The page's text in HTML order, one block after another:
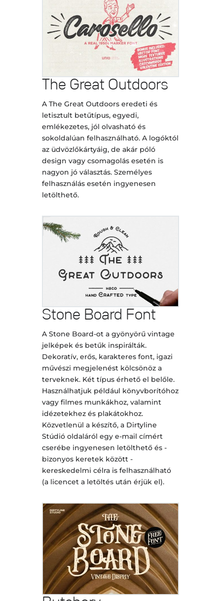
The Great Outdoors
A The Great Outdoors eredeti és
letisztult betűtípus, egyedi,
emlékezetes, jól olvasható és
sokoldalúan felhasználható. A logóktól
az üdvözlőkártyáig, de akár póló
design vagy csomagolás esetén is
nagyon jó választás. Személyes
felhasználás esetén ingyenesen
letölthető.
Stone Board Font
A Stone Board-ot a gyönyörű vintage
jelképek és betűk inspirálták.
Dekoratív, erős, karakteres font, igazi
művészi megjelenést kölcsönöz a
terveknek. Két típus érhető el belőle.
Használhatjuk például könyvborítóhoz
vagy filmes munkákhoz, valamint
idézetekhez és plakátokhoz.
Közvetlenül a készítő, a Dirtyline
Stúdió oldaláról egy e-mail címért
cserébe ingyenesen letölthető és -
bizonyos keretek között -
kereskedelmi célra is felhasználható
(a licencet a letöltés után érjük el).